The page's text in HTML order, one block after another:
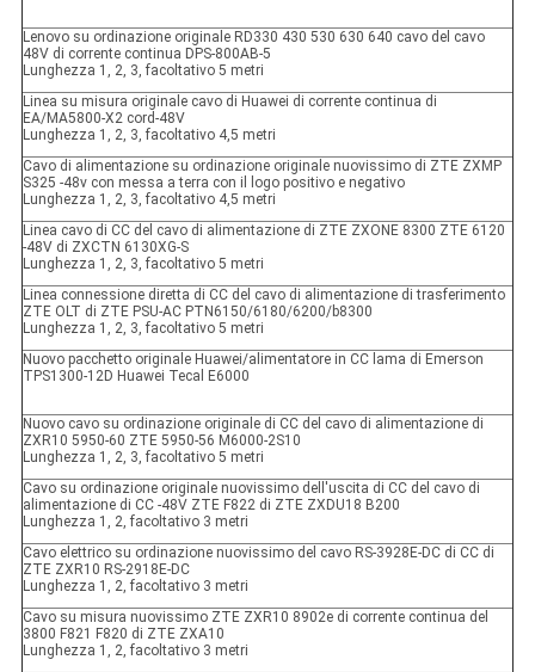
Lenovo su ordinazione originale RD330 430 530 630 640 cavo del cavo
48V di corrente continua DPS-800AB-5
Lunghezza 1, 2, 3, facoltativo 5 metri
Linea su misura originale cavo di Huawei di corrente continua di
EA/MA5800-X2 cord-48V
Lunghezza 1, 2, 3, facoltativo 4,5 metri
Cavo di alimentazione su ordinazione originale nuovissimo di ZTE ZXMP
S325 -48v con messa a terra con il logo positivo e negativo
Lunghezza 1, 2, 3, facoltativo 4,5 metri
Linea cavo di CC del cavo di alimentazione di ZTE ZXONE 8300 ZTE 6120
-48V di ZXCTN 6130XG-S
Lunghezza 1, 2, 3, facoltativo 5 metri
Linea connessione diretta di CC del cavo di alimentazione di trasferimento
ZTE OLT di ZTE PSU-AC PTN6150/6180/6200/b8300
Lunghezza 1, 2, 3, facoltativo 5 metri
Nuovo pacchetto originale Huawei/alimentatore in CC lama di Emerson
TPS1300-12D Huawei Tecal E6000
Nuovo cavo su ordinazione originale di CC del cavo di alimentazione di
ZXR10 5950-60 ZTE 5950-56 M6000-2S10
Lunghezza 1, 2, 3, facoltativo 5 metri
Cavo su ordinazione originale nuovissimo dell'uscita di CC del cavo di
alimentazione di CC -48V ZTE F822 di ZTE ZXDU18 B200
Lunghezza 1, 2, facoltativo 3 metri
Cavo elettrico su ordinazione nuovissimo del cavo RS-3928E-DC di CC di
ZTE ZXR10 RS-2918E-DC
Lunghezza 1, 2, facoltativo 3 metri
Cavo su misura nuovissimo ZTE ZXR10 8902e di corrente continua del
3800 F821 F820 di ZTE ZXA10
Lunghezza 1, 2, facoltativo 3 metri